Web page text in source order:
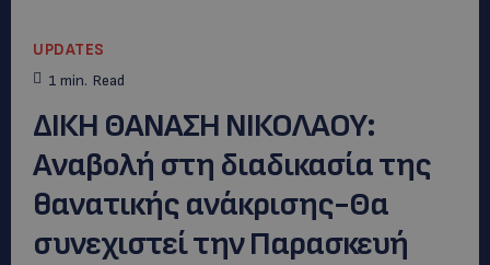
UPDATES
1 min. Read
ΔΙΚΗ ΘΑΝΑΣΗ ΝΙΚΟΛΑΟΥ:
Aναβολή στη διαδικασία της
θανατικής ανάκρισης-Θα
συνεχιστεί την Παρασκευή